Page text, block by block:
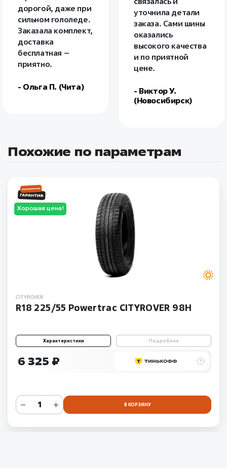
дорогой, даже при
сильном гололеде.
Заказала комплект,
доставка
бесплатная –
приятно.
- Ольга П. (Чита)
уточнила детали
заказа. Сами шины
оказались
высокого качества
и по приятной
цене.
- Виктор У.
(Новосибирск)
Похожие по параметрам
Хорошая цена!
CITYROVER
R18 225/55 Powertrac CITYROVER 98H
Характеристики Подробнее
6 325 ₽
В КОРЗИНУ